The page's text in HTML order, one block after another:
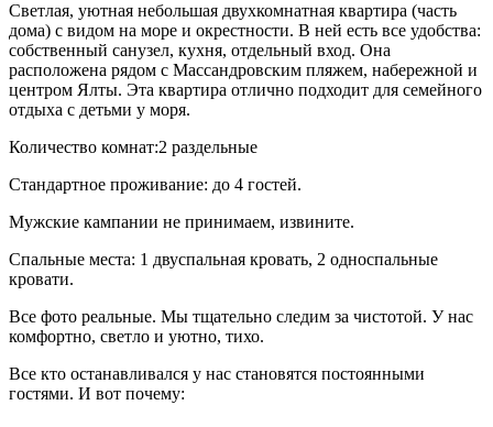
Светлая, уютная небольшая двухкомнатная квартира (часть
дома) с видом на море и окрестности. В ней есть все удобства:
собственный санузел, кухня, отдельный вход. Она
расположена рядом с Массандровским пляжем, набережной и
центром Ялты. Эта квартира отлично подходит для семейного
отдыха с детьми у моря.
Количество комнат:2 раздельные
Стандартное проживание: до 4 гостей.
Мужские кампании не принимаем, извините.
Спальные места: 1 двуспальная кровать, 2 односпальные
кровати.
Все фото реальные. Мы тщательно следим за чистотой. У нас
комфортно, светло и уютно, тихо.
Все кто останавливался у нас становятся постоянными
гостями. И вот почему: